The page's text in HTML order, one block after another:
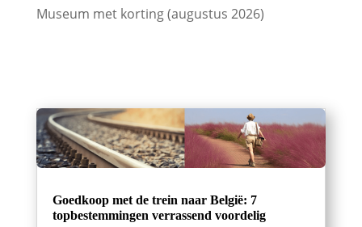
Museum met korting (augustus 2026)
Goedkoop met de trein naar België: 7
topbestemmingen verrassend voordelig